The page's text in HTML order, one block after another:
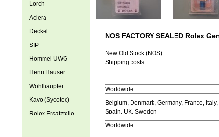
NOS FACTORY SEALED Rolex
New Old Stock (NOS)
Shipping costs:
Worldwide
Belgium, Denmark, Germany, France, Italy,
Spain, UK, Sweden
Worldwide
Lorch
Aciera
Deckel
SIP
Hommel UWG
Henri Hauser
Wohlhaupter
Kavo (Sycotec)
Rolex Ersatzteile